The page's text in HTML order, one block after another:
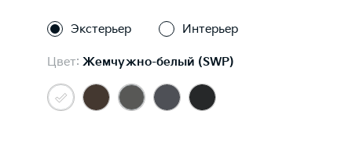
Экстерьер Интерьер
Цвет: Жемчужно-белый (SWP)